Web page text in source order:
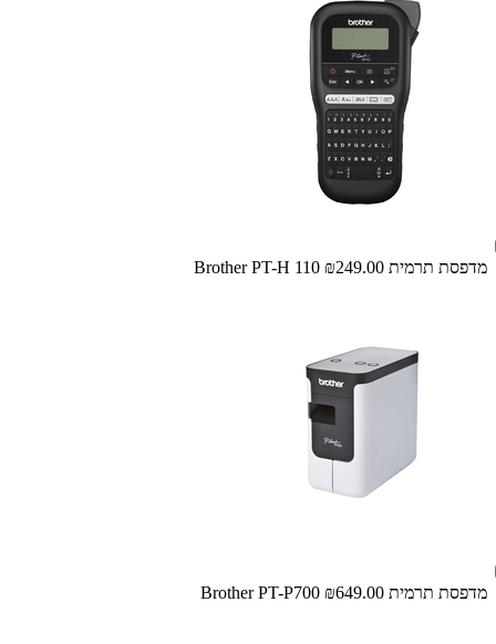
מדפסת ‏תרמית Brother PT-H 110 ₪249.00
מדפסת ‏תרמית Brother PT-P700 ₪649.00